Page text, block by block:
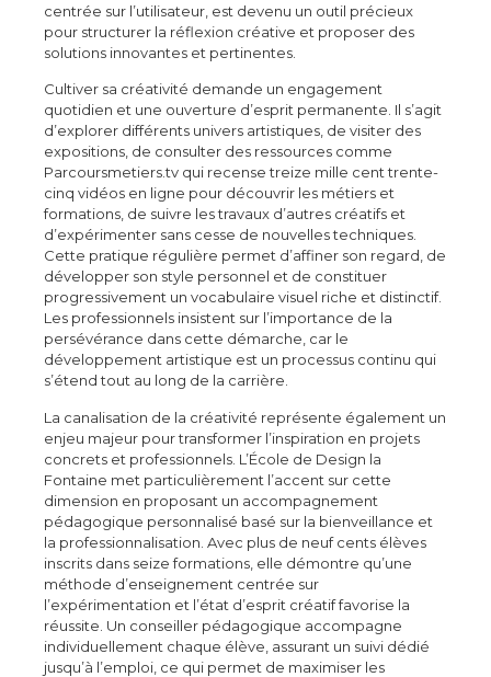
centrée sur l’utilisateur, est devenu un outil précieux
pour structurer la réflexion créative et proposer des
solutions innovantes et pertinentes.
Cultiver sa créativité demande un engagement
quotidien et une ouverture d’esprit permanente. Il s’agit
d’explorer différents univers artistiques, de visiter des
expositions, de consulter des ressources comme
Parcoursmetiers.tv qui recense treize mille cent trente-
cinq vidéos en ligne pour découvrir les métiers et
formations, de suivre les travaux d’autres créatifs et
d’expérimenter sans cesse de nouvelles techniques.
Cette pratique régulière permet d’affiner son regard, de
développer son style personnel et de constituer
progressivement un vocabulaire visuel riche et distinctif.
Les professionnels insistent sur l’importance de la
persévérance dans cette démarche, car le
développement artistique est un processus continu qui
s’étend tout au long de la carrière.
La canalisation de la créativité représente également un
enjeu majeur pour transformer l’inspiration en projets
concrets et professionnels. L’École de Design la
Fontaine met particulièrement l’accent sur cette
dimension en proposant un accompagnement
pédagogique personnalisé basé sur la bienveillance et
la professionnalisation. Avec plus de neuf cents élèves
inscrits dans seize formations, elle démontre qu’une
méthode d’enseignement centrée sur
l’expérimentation et l’état d’esprit créatif favorise la
réussite. Un conseiller pédagogique accompagne
individuellement chaque élève, assurant un suivi dédié
jusqu’à l’emploi, ce qui permet de maximiser les